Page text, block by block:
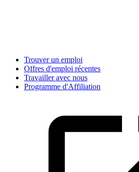
Trouver un emploi
Offres d'emploi récentes
Travailler avec nous
Programme d'Affiliation